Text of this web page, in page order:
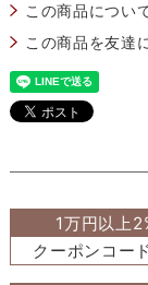
この商品につい
この商品を友達
1万円以上
クーポンコー